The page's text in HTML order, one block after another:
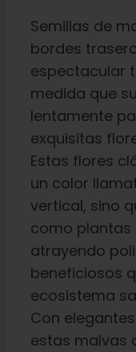
Pulse
Acerca de
Caza de
Preservación
Póngase en
Tienda
Semillas de
bordes
espectacular
medida que
lentamente
exquisitas
Estas flores
un color
vertical, sino
como plantas
atrayendo
beneficiosos
ecosistema
Con
estas malvas